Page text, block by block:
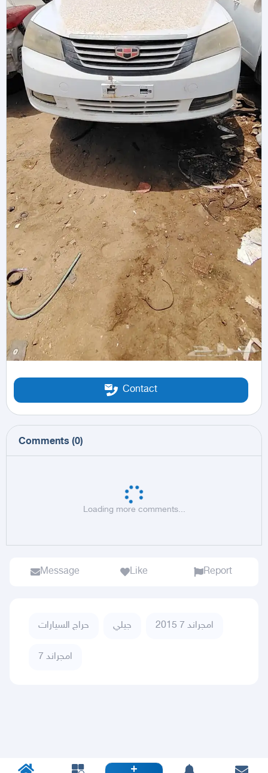
Contact
Comments (0)
Loading more comments...
Message Like Report
حراج السيارات جيلي امجراند 7 2015
امجراند 7